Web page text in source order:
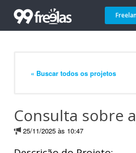
« Buscar todos os projetos
Consulta sobre
25/11/2025 às 10:47